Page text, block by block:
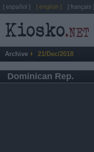
Archive 21/Dec/2018
Dominican Rep.
[ español ] [ english ] [ français ]